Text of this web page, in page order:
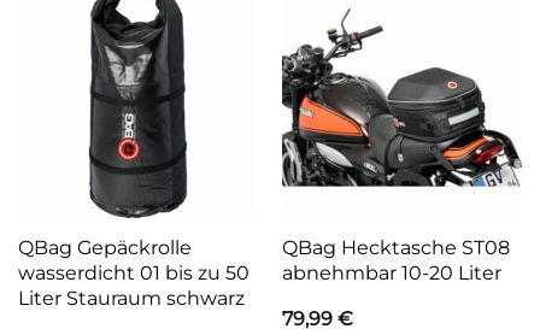
QBag Gepäckrolle
wasserdicht 01 bis zu 50
Liter Stauraum schwarz
QBag Hecktasche ST08
abnehmbar 10-20 Liter
79,99 €